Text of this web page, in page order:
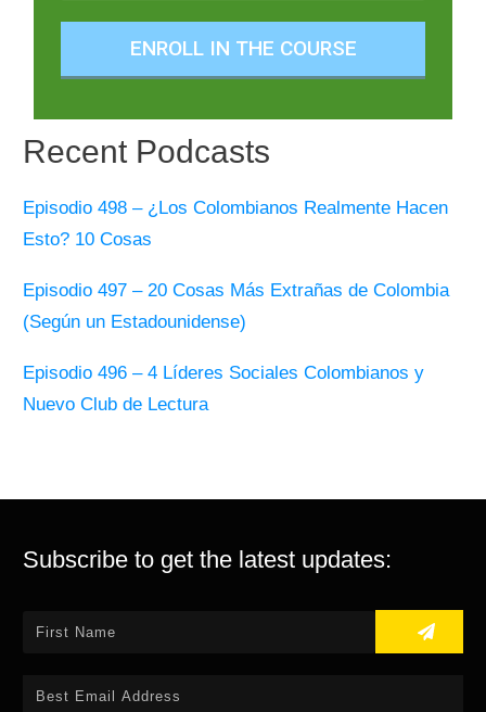
ENROLL IN THE COURSE
Recent Podcasts
Episodio 498 – ¿Los Colombianos Realmente Hacen
Esto? 10 Cosas
Episodio 497 – 20 Cosas Más Extrañas de Colombia
(Según un Estadounidense)
Episodio 496 – 4 Líderes Sociales Colombianos y
Nuevo Club de Lectura
Subscribe to get the latest updates: